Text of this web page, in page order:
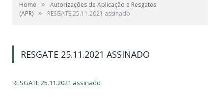
Home »
Autorizações de Aplicação e Resgates
(APR) » RESGATE 25.11.2021 assinado
RESGATE 25.11.2021 ASSINADO
RESGATE 25.11.2021 assinado